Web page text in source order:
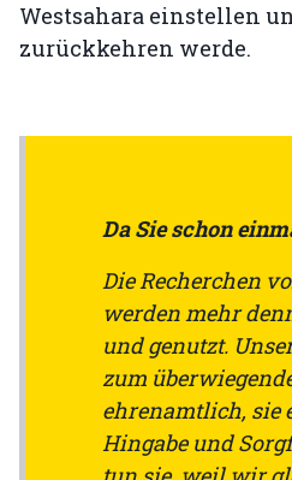
Westsahara einstellen
zurückkehren werde.
Da Sie schon
Die Recherchen
werden mehr
und genutzt.
zum
ehrenamtlich, sie
Hingabe und